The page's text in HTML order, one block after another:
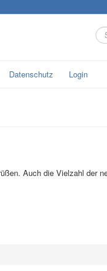
...
Datenschutz Login
Auch die Vielzahl der